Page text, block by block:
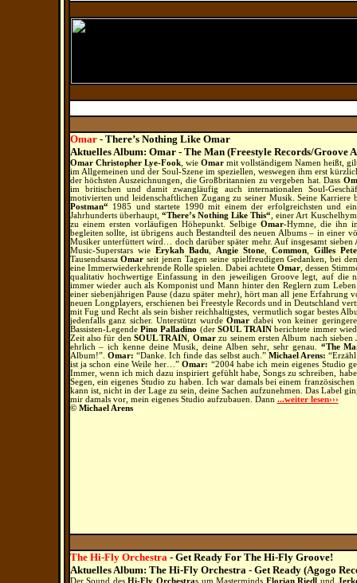
Omar- There’s Nothing Like Omar
Aktuelles Album: Omar - The Man (Freestyle Records/Groove
Omar Christopher Lye-Fook, wie Omarmit vollständigem Namen heißt,
im Allgemeinen und der Soul-Szene im speziellen, weswegen ihm erst
der höchsten Auszeichnungen, die Großbritannien zu vergeben hat. Dass
im britischen und damit zwangläufig auch internationalen Soul-
motivierten und leidenschaftlichen Zugang zu seiner Musik. Seine
Postman“ 1985 und startete 1990 mit einem der erfolgreichsten und
Jahrhunderts überhaupt, “There’s Nothing Like This“
, einer Art
zu einem ersten vorläufigen Höhepunkt. Selbige Omar-Hymne, die ihn
begleiten sollte, ist übrigens auch Bestandteil des neuen Albums – in einer
Musiker unterfüttert wird… doch darüber später mehr. Auf insgesamt
Music-Superstars wie Erykah Badu, Angie Stone, Common,Gilles
TausendsassaOmar seit jenen Tagen seine spielfreudigen Gedanken, bei
eine Immerwiederkehrende Rolle spielen. Dabei achtete Omar, dessen
qualitativ hochwertige Einfassung in den jeweiligen Groove legt, auf die
immer wieder auch als Komponist und Mann hinter den Reglern zum
einer siebenjährigen Pause (dazu später mehr), hört man all jene Erfahrung
neuen Longplayers, erschienen bei Freestyle Records und in Deutschland
mit Fug und Recht als sein bisher reichhaltigstes, vermutlich sogar bestes
jedenfalls ganz sicher. Unterstützt wurdeOmar dabei von keiner
Bassisten-Legende Pino Palladino (derSOUL TRAINberichtete immer
Zeit also für denSOUL TRAIN Omarzu seinem ersten Album nach
ehrlich – ich kenne deine Musik, deine Alben sehr, sehr genau. “The
Album!”. Omar: “Danke. Ich finde das selbst auch.”Michael Arens:
ist ja schon eine Weile her…”Omar: “2004 habe ich mein eigenes Studio
Immer, wenn ich mich dazu inspiriert gefühlt habe, Songs zu schreiben,
Segen, ein eigenes Studio zu haben. Ich war damals bei einem
kann ist, nicht in der Lage zu sein, deine Sachen aufzunehmen. Das Label
mir damals vor, mein eigenes Studio aufzubauen. Dann ...weiter lesen›››
© Michael Arens
The Hi-Fly Orchestra- Get Ready For The Hi-Fly Groove!
Aktuelles Album: The Hi-Fly Orchestra - Get Ready (Agogo
Der Sound desHi-Fly Orchestras um Masterminds Florian Riedl und